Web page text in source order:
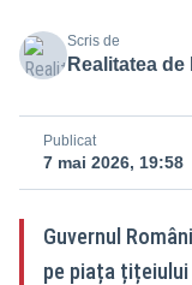
Scris de
Realitatea de
Publicat
7 mai 2026, 19:58
Guvernul
pe piața